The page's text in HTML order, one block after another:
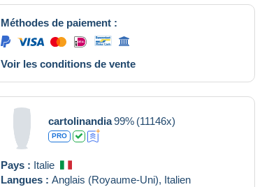
Méthodes de paiement :
Voir les conditions de vente
cartolinandia99% (11146x)
PRO
Pays : Italie
Langues : Anglais (Royaume-Uni), Italien